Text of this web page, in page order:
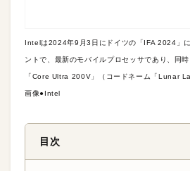
Intelは2024年9月3日にドイツの「IFA 2024」
ントで、最新のモバイルプロセッサであり、同
「Core Ultra 200V」（コードネーム「Lunar
画像●Intel
目次